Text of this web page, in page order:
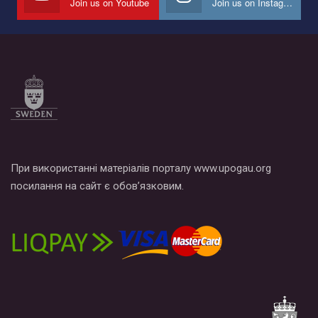
Все, что вам нужно сделать - это зайти на наш канал YouTube
по этой ссылке и поставить лайк под видео.
При використанні матеріалів порталу www.upogau.org
посилання на сайт є обов’язковим.